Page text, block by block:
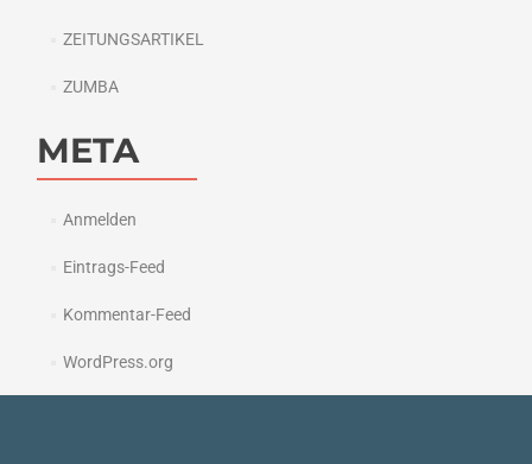
ZEITUNGSARTIKEL
ZUMBA
META
Anmelden
Eintrags-Feed
Kommentar-Feed
WordPress.org